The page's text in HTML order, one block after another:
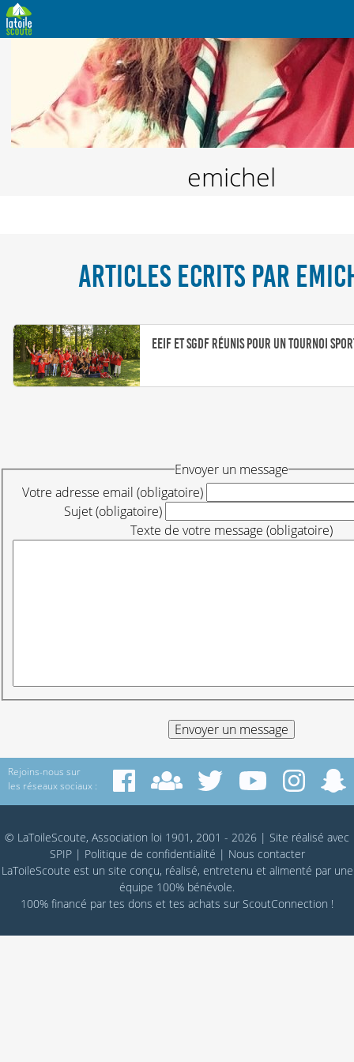
emichel
ARTICLES ECRITS PAR
EEIF et SGDF réunis pour un tournoi
Envoyer un message
Votre adresse email (obligatoire)
Sujet (obligatoire)
Texte de votre message (obligatoire)
Rejoins-nous sur
les réseaux sociaux :
© LaToileScoute, Association loi 1901, 2001 - 2026 | Site réalisé avec
SPIP| Politique de confidentialité | Nous contacter
LaToileScoute est un site conçu, réalisé, entretenu et alimenté par une
équipe 100% bénévole.
100% financé par tes dons et tes achats sur ScoutConnection !